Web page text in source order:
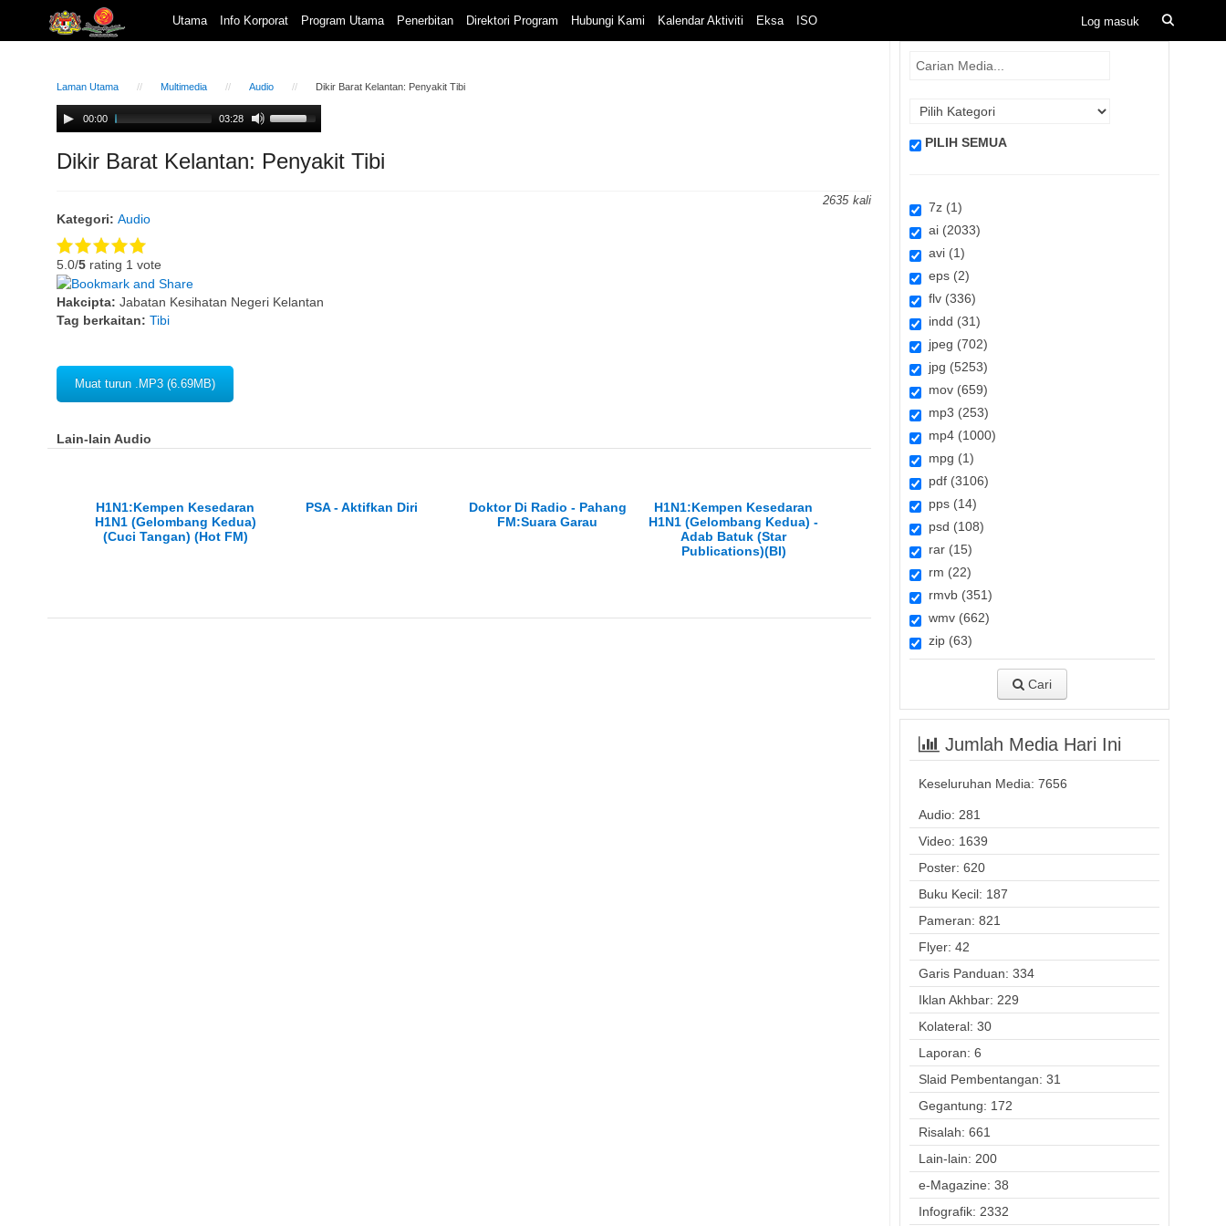
Utama Info Korporat Program Utama Penerbitan Direktori Program Hubungi Kami Kalendar Aktiviti Eksa ISO
Laman Utama Multimedia Audio Dikir Barat Kelantan: Penyakit Tibi
Audio
Player
00:00 03:28
Use
Up/Down
Arrow
keys
Dikir Barat Kelantan: Penyakit Tibi
2635
Kategori: Audio
5.0/5 rating 1 vote
Hakcipta: Jabatan Kesihatan Negeri Kelantan
Tag berkaitan: Tibi
Muat turun .MP3 (6.69MB)
Lain-lain Audio
H1N1:Kempen Kesedaran
H1N1 (Gelombang Kedua)
(Cuci Tangan) (Hot FM)
PSA - Aktifkan Diri
Doktor Di Radio - Pahang
FM:Suara Garau
H1N1:Kempen Kesedaran
H1N1 (Gelombang Kedua) -
Adab Batuk (Star
Publications)(BI)
PILIH SEMUA
7z (1)
ai (2033)
avi (1)
eps (2)
flv (336)
indd (31)
jpeg (702)
jpg (5253)
mov (659)
mp3 (253)
mp4 (1000)
mpg (1)
pdf (3106)
pps (14)
psd (108)
rar (15)
rm (22)
rmvb (351)
wmv (662)
zip (63)
Cari
Jumlah Media Hari Ini
Keseluruhan Media: 7656
Audio: 281
Video: 1639
Poster: 620
Buku Kecil: 187
Pameran: 821
Flyer: 42
Garis Panduan: 334
Iklan Akhbar: 229
Kolateral: 30
Laporan: 6
Slaid Pembentangan: 31
Gegantung: 172
Risalah: 661
Lain-lain: 200
e-Magazine: 38
Infografik: 2332